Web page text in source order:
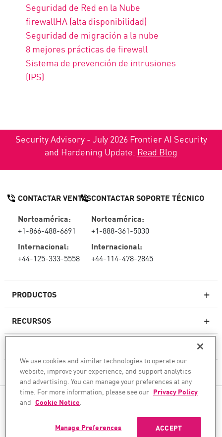
Seguridad de Red en la Nube
firewallHA (alta disponibilidad)
Seguridad de migración a la nube
8 mejores prácticas de firewall
Sistema de prevención de intrusiones
(IPS)
Security Advisory - July 2026 Frontier AI Security
and Hardening Update. Read Blog
PRODUCTOS
Firewall de última generación
Seguridad de Red en la Nube
WAF
RECURSOS
LA EMPRESA
CONTACTAR VENTAS
Norteamérica:
+1-866-488-6691
Internacional:
+44-125-333-5558
CONTACTAR SOPORTE TÉCNICO
Norteamérica:
+1-888-361-5030
Internacional:
+44-114-478-2845
SÍGANOS
Aseguramos su transformación de IA
©1994–2026 Check Point Software Technologies Ltd. Todos los derechos reservados.
We use cookies and similar technologies to operate our
website, improve your experience, and support analytics
and advertising. You can manage your preferences at any
time. For more information, please see our Privacy Policy
and Cookie Notice.
ACCEPT
Manage Preferences